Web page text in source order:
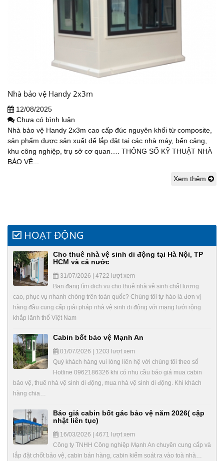
Nhà bảo vệ Handy 2x3m
12/08/2025
Chưa có bình luận
Nhà bảo vệ Handy 2x3m cao cấp đúc nguyên khối từ composite,
sản phẩm được sản xuất để lắp đặt tại các nhà máy, bến cảng,
khu công nghiệp, trụ sở cơ quan…. THÔNG SỐ KỸ THUẬT NHÀ
BẢO VỆ...
Xem thêm
HOẠT ĐỘNG
Cho thuê nhà vệ sinh di động tại Hà Nội, TP
HCM và cả nước
31/07/2026 | 4722 lượt xem
Bạn đang tìm dịch vụ cho thuê nhà vệ sinh chất lượng
cao, phục vụ nhanh chóng trên toàn quốc? Chúng tôi tự hào là đơn vị
hàng đầu cung cấp giải pháp nhà vệ sinh di động với mạng lưới rộng
khắp lãnh thổ Việt Nam
Cabin bốt bảo vệ Mạnh An
01/07/2026 | 1203 lượt xem
Quý khách hàng vui lòng liên hệ với chúng tôi theo số
Hotline 0962186326 khi có nhu cầu báo giá mua cabin
bảo vệ, thuê nhà vệ sinh di động, mua nhà vệ sinh di động. Khi khách
hàng chia…
Báo giá cabin bốt gác bảo vệ năm 2026( cập
nhật liên tục)
16/03/2026 | 4671 lượt xem
Công ty TNHH Công nghiệp Mạnh An chuyên cung cấp và
lắp đặt chốt bảo vệ, cabin bán hàng, cabin kiểm soát ra vào toà nhà…